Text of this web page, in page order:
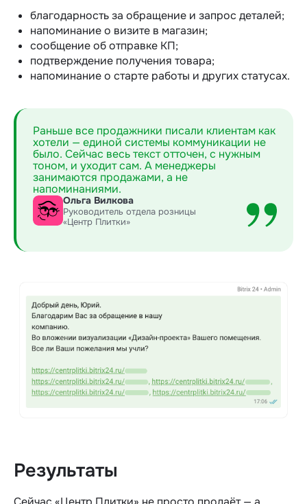
благодарность за обращение и запрос деталей;
напоминание о визите в магазин;
сообщение об отправке КП;
подтверждение получения товара;
напоминание о старте работы и других статусах.
Раньше все продажники писали клиентам как
хотели — единой системы коммуникации не
было. Сейчас весь текст отточен, с нужным
тоном, и уходит сам. А менеджеры
занимаются продажами, а не
напоминаниями.
Ольга Вилкова
Руководитель отдела розницы
«Центр Плитки»
Результаты